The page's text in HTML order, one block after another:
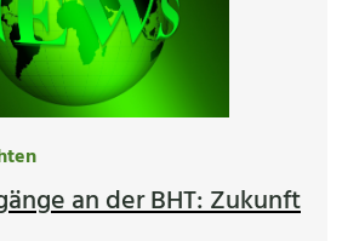
an der BHT: Zukunft